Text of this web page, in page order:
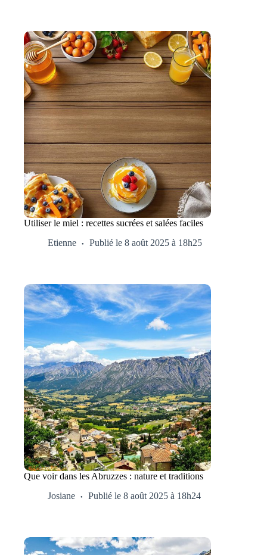
Utiliser le miel : recettes sucrées et salées faciles
Etienne
Publié le 8 août 2025 à 18h25
Que voir dans les Abruzzes : nature et traditions
Josiane
Publié le 8 août 2025 à 18h24